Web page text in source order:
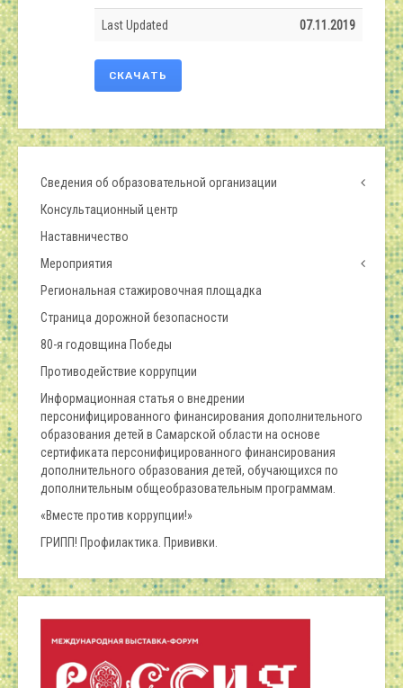
Last Updated 07.11.2019
СКАЧАТЬ
Сведения об образовательной организации
Консультационный центр
Наставничество
Мероприятия
Региональная стажировочная площадка
Страница дорожной безопасности
80-я годовщина Победы
Противодействие коррупции
Информационная статья о внедрении
персонифицированного финансирования дополнительного
образования детей в Самарской области на основе
сертификата персонифицированного финансирования
дополнительного образования детей, обучающихся по
дополнительным общеобразовательным программам.
«Вместе против коррупции!»
ГРИПП! Профилактика. Прививки.